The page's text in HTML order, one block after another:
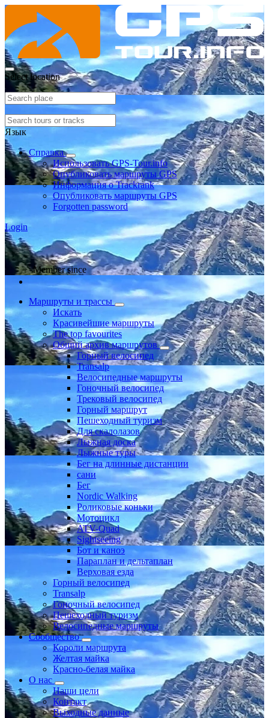
Select location
Язык
Справка
Использовать GPS-Tour.info
Опубликовать маршруты GPS
Информация о Trackrank
Опубликовать маршруты GPS
Forgotten password
Login
Member since
Маршруты и трассы
Искать
Красивейшие маршруты
The top favourites
Общий архив маршрутов
Горный велосипед
Transalp
Велосипедные маршруты
Гоночный велосипед
Трековый велосипед
Горный маршрут
Пешеходный туризм
Для скалолазов
Лыжная доска
Лыжные туры
Бег на длинные дистанции
сани
Бег
Nordic Walking
Роликовые коньки
Мотоцикл
ATV-Quad
Sightseeing
Бот и каноэ
Параплан и дельтаплан
Верховая езда
Горный велосипед
Transalp
Гоночный велосипед
Пешеходный туризм
Велосипедные маршруты
Сообщество
Короли маршрута
Желтая майка
Красно-белая майка
О нас
Наши цели
Контакт
Выходные данные